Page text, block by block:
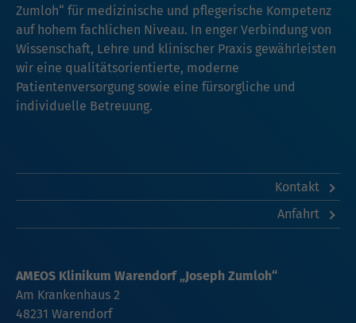
Zumloh“ für medizinische und pflegerische Kompetenz
auf hohem fachlichen Niveau. In enger Verbindung von
Wissenschaft, Lehre und klinischer Praxis gewährleisten
wir eine qualitätsorientierte, moderne
Patientenversorgung sowie eine fürsorgliche und
individuelle Betreuung.
Kontakt
Anfahrt
AMEOS Klinikum Warendorf „Joseph Zumloh“
Am Krankenhaus 2
48231 Warendorf